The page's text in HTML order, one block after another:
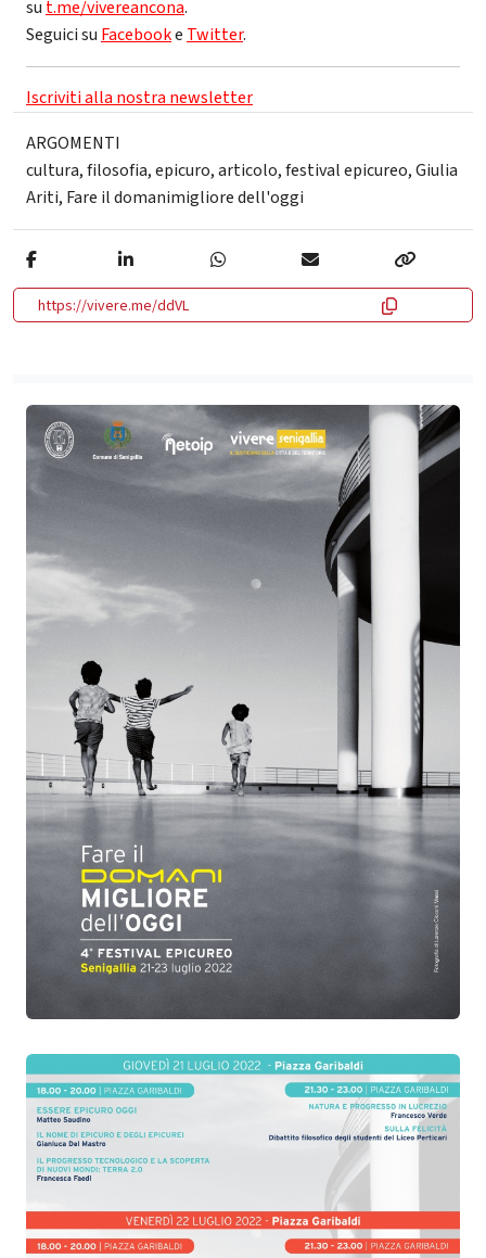
su t.me/vivereancona.
Seguici su Facebooke Twitter.
Iscriviti alla nostra newsletter
ARGOMENTI
cultura,filosofia,epicuro,articolo,festival epicureo,Giulia
Ariti, Fare il domanimigliore dell'oggi
https://vivere.me/ddVL